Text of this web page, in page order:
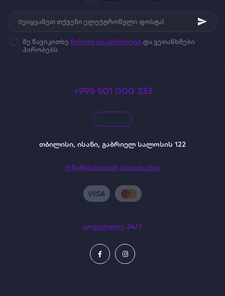
მე წავიკითხე წესები და პირობები და ვეთანხმები
პირობებს
+995 501 000 333
თბილისი, ისანი, გაბრიელ სალოსის 122
info@diamond-planet.com
ყოველდღე 24/7